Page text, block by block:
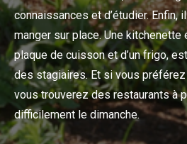
connaissances et d’étudier.
manger sur place. Une kitchenette
plaque de cuisson et d’un frigo,
des stagiaires. Et si vous préférez
vous trouverez des restaurants à
difficilement le dimanche.